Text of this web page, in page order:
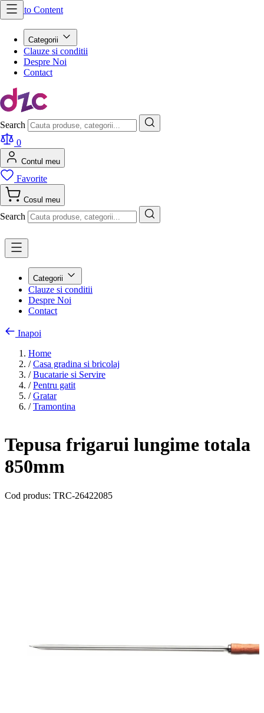
Skip to Content
Categorii
Clauze si conditii
Despre Noi
Contact
Search
0
Contul meu
Favorite
Cosul meu
Search
Categorii
Clauze si conditii
Despre Noi
Contact
Inapoi
Home
/ Casa gradina si bricolaj
/ Bucatarie si Servire
/ Pentru gatit
/ Gratar
/ Tramontina
Tepusa frigarui lungime totala
850mm
Cod produs: TRC-26422085